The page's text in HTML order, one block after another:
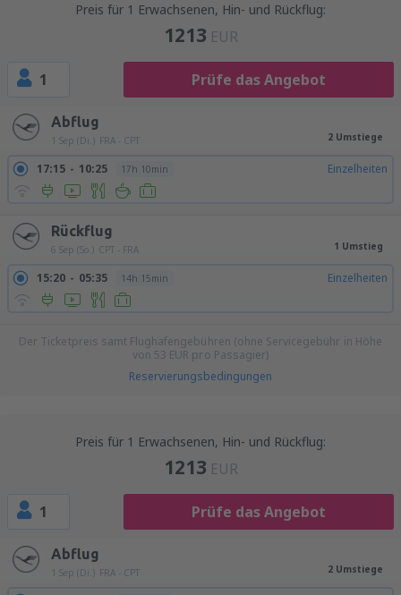
Preis für 1 Erwachsenen, Hin- und Rückflug:
1213 EUR
1 Prüfe das Angebot
Abflug
1 Sep (Di.) FRA - CPT 2 Umstiege
17:15 10:25 17h 10min Einzelheiten
Rückflug
6 Sep (So.) CPT - FRA 1 Umstieg
15:20 05:35 14h 15min Einzelheiten
Der Ticketpreis samt Flughafengebühren (ohne Servicegebühr in Höhe
von 53 EUR pro Passagier)
Reservierungsbedingungen
Preis für 1 Erwachsenen, Hin- und Rückflug:
1213 EUR
1 Prüfe das Angebot
Abflug
1 Sep (Di.) FRA - CPT 2 Umstiege